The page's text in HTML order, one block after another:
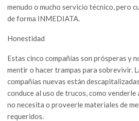
menudo o mucho servicio técnico, pero
de forma INMEDIATA.
Honestidad
Estas cinco compañías son prósperas y
mentir o hacer trampas para sobrevivir.
compañías nuevas están
conduce al uso de trucos, como venderle
no necesita o proveerle materiales de
requeridos.